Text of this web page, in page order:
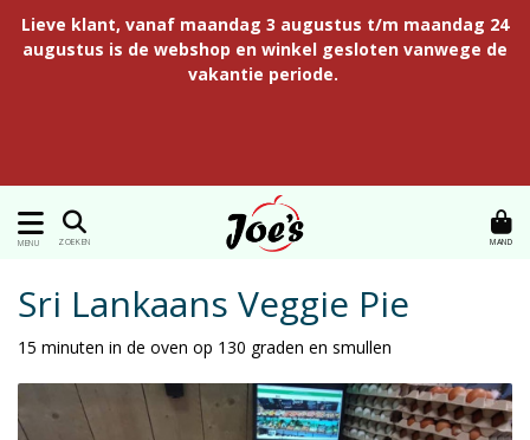
Lieve klant, vanaf maandag 3 augustus t/m maandag 24
augustus is de webshop en winkel gesloten vanwege de
vakantie periode.
MENU ZOEKEN MAND
Sri Lankaans Veggie Pie
15 minuten in de oven op 130 graden en smullen